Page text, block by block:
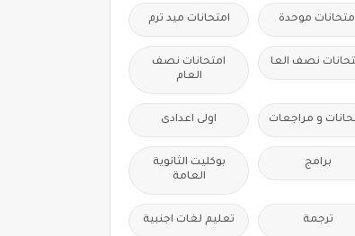
موحدة امتحانات ميد ترم
نصف العا
امتحانات نصف
العام
و مراجعات اولى اعدادى
برامج
بوكليت الثانوية
العامة
ترجمة تعليم لغات اجنبية